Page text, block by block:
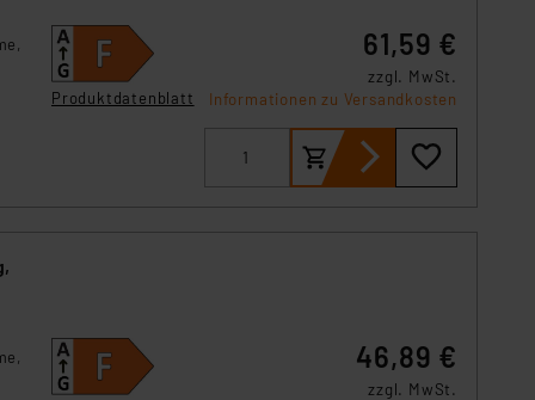
Produktdatenblatt
61,59 €
zzgl. MwSt.
Informationen zu Versandkosten
46,89 €
zzgl. MwSt.